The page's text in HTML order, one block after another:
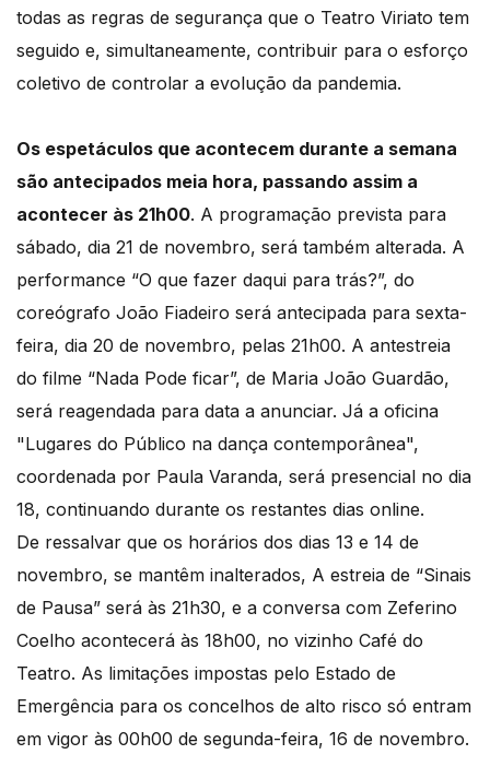
todas as regras de segurança que o Teatro Viriato tem
seguido e, simultaneamente, contribuir para o esforço
coletivo de controlar a evolução da pandemia.
Os espetáculos que acontecem durante a semana
são antecipados meia hora, passando assim a
acontecer às 21h00. A programação prevista para
sábado, dia 21 de novembro, será também alterada. A
performance “O que fazer daqui para trás?”, do
coreógrafo João Fiadeiro será antecipada para sexta-
feira, dia 20 de novembro, pelas 21h00. A antestreia
do filme “Nada Pode ficar”, de Maria João Guardão,
será reagendada para data a anunciar. Já a oficina
"Lugares do Público na dança contemporânea",
coordenada por Paula Varanda, será presencial no dia
18, continuando durante os restantes dias online.
De ressalvar que os horários dos dias 13 e 14 de
novembro, se mantêm inalterados, A estreia de “Sinais
de Pausa” será às 21h30, e a conversa com Zeferino
Coelho acontecerá às 18h00, no vizinho Café do
Teatro. As limitações impostas pelo Estado de
Emergência para os concelhos de alto risco só entram
em vigor às 00h00 de segunda-feira, 16 de novembro.